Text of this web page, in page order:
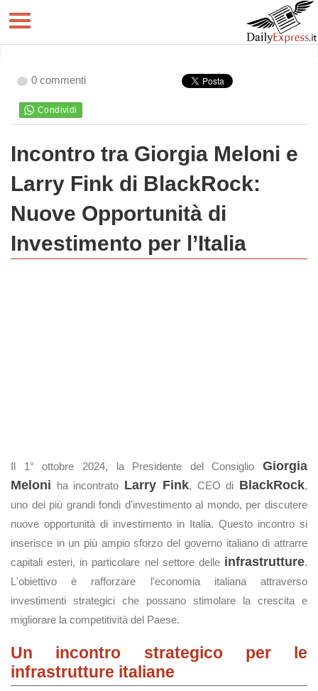
0 commenti
Incontro tra Giorgia Meloni e
Larry Fink di BlackRock:
Nuove Opportunità di
Investimento per l’Italia
Il 1° ottobre 2024, la Presidente del Consiglio Giorgia
Meloni ha incontrato Larry Fink, CEO di BlackRock,
uno dei più grandi fondi d'investimento al mondo, per discutere
nuove opportunità di investimento in Italia. Questo incontro si
inserisce in un più ampio sforzo del governo italiano di attrarre
capitali esteri, in particolare nel settore delle infrastrutture.
L'obiettivo è rafforzare l'economia italiana attraverso
investimenti strategici che possano stimolare la crescita e
migliorare la competitività del Paese.
Un incontro strategico per le
infrastrutture italiane